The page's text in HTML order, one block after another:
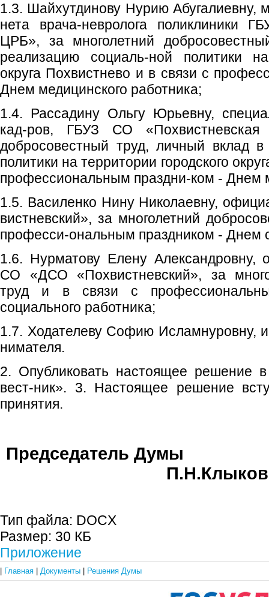
1.3. Шайхутдинову Нурию Абугалиевну,
нета врача-невролога поликлиники
ЦРБ», за многолетний
реализацию социаль-ной политики
округа Похвистнево и в связи с
Днем медицинского работника;
1.4. Рассадину Ольгу Юрьевну,
кад-ров, ГБУЗ СО
добросовестный труд, личный вклад
политики на территории городского
профессиональным праздни-ком - Днем
1.5. Василенко Нину Николаевну,
вистневский», за многолетний
професси-ональным праздником - Днем
1.6. Нурматову Елену Александровну,
СО «ДСО «Похвистневский», за
труд и в связи с
социального работника;
1.7. Ходателеву Софию Исламнуровну,
нимателя.
2. Опубликовать настоящее решение в
вест-ник». 3. Настоящее решение
принятия.
П.Н.Клыков
Тип файла: DOCX
Размер: 30 КБ
Приложение
Главная Документы Решения Думы